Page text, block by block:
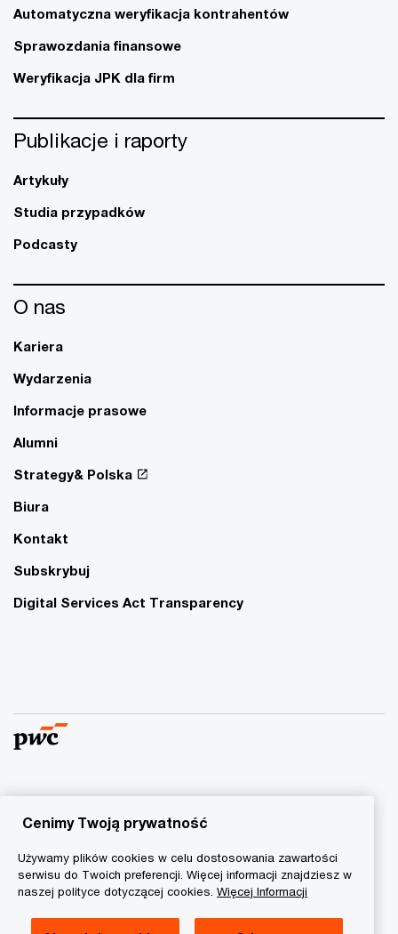
Automatyczna weryfikacja kontrahentów
Sprawozdania finansowe
Weryfikacja JPK dla firm
Publikacje i raporty
Artykuły
Studia przypadków
Podcasty
O nas
Kariera
Wydarzenia
Informacje prasowe
Alumni
Strategy& Polska
Biura
Kontakt
Subskrybuj
Digital Services Act Transparency
© 2015 - 2026 PwC. Wszelkie prawa zastrzeżone. Nazwa
PwC odnosi się do firm wchodzących w skład sieci PwC, z
informacji na stroniewww.pwc.com/structure.
Cenimy Twoją prywatność
Używamy plików cookies w celu dostosowania zawartości
serwisu do Twoich preferencji. Więcej informacji znajdziesz w
naszej polityce dotyczącej cookies. Więcej Informacji